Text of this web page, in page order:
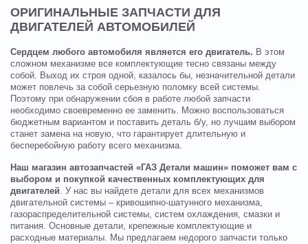
ОРИГИНАЛЬНЫЕ ЗАПЧАСТИ ДЛЯ
ДВИГАТЕЛЕЙ АВТОМОБИЛЕЙ
Сердцем любого автомобиля является его двигатель. В этом
сложном механизме все комплектующие тесно связаны между
собой. Выход их строя одной, казалось бы, незначительной детали
может повлечь за собой серьезную поломку всей системы.
Поэтому при обнаружении сбоя в работе любой запчасти
необходимо своевременно ее заменить. Можно воспользоваться
бюджетным вариантом и поставить деталь б/у, но лучшим выбором
станет замена на новую, что гарантирует длительную и
бесперебойную работу всего механизма.
Наш магазин автозапчастей «ГАЗ Детали машин» поможет вам с
выбором и покупкой качественных комплектующих для
двигателей. У нас вы найдете детали для всех механизмов
двигательной системы – кривошипно-шатунного механизма,
газораспределительной системы, систем охлаждения, смазки и
питания. Основные детали, крепежные комплектующие и
расходные материалы. Мы предлагаем недорого запчасти только